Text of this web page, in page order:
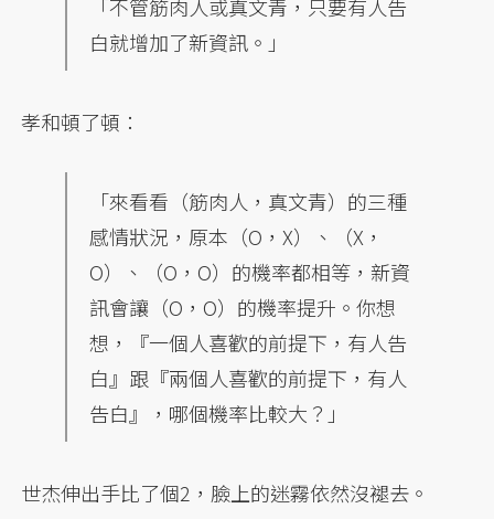
「不管筋肉人或真文青，只要有人告
白就增加了新資訊。」
孝和頓了頓：
「來看看（筋肉人，真文青）的三種
感情狀況，原本（O，X）、（X，
O）、（O，O）的機率都相等，新資
訊會讓（O，O）的機率提升。你想
想，『一個人喜歡的前提下，有人告
白』跟『兩個人喜歡的前提下，有人
告白』，哪個機率比較大？」
世杰伸出手比了個2，臉上的迷霧依然沒褪去。